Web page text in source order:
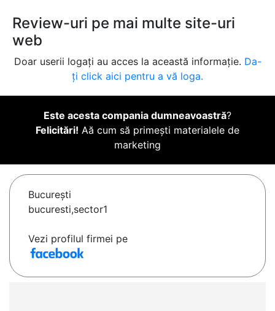
Review-uri pe mai multe site-uri
web
Doar userii logați au acces la această informație. Da-
ți click aici pentru a vă loga.
Este acesta compania dumneavoastră?
Felicitări! Aă cum să primești materialele de
marketing
Bucureşti
bucuresti,sector1
Vezi profilul firmei pe